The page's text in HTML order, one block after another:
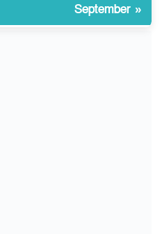
জুলাই আন্দোলন ছিল সম্মিলিত,
লক্ষ্য হওয়া উচিত ঐক্য ও
September »